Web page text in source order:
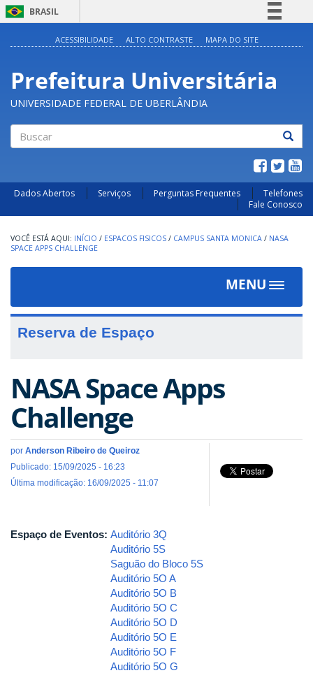
BRASIL
Participe
Acesso à informação
ACESSIBILIDADE ALTO CONTRASTE MAPA DO SITE
Prefeitura Universitária
UNIVERSIDADE FEDERAL DE UBERLÂNDIA
Dados Abertos Serviços Perguntas Frequentes
Telefones
Fale Conosco
INÍCIO / ESPACOS FISICOS / CAMPUS SANTA MONICA / NASA
SPACE APPS CHALLENGE
MENU
Toggle
Reserva de Espaço
NASA Space Apps
Challenge
por Anderson Ribeiro de Queiroz
Publicado: 15/09/2025 - 16:23
Última modificação: 16/09/2025 - 11:07
Espaço de Eventos: Auditório 3Q
Auditório 5S
Saguão do Bloco 5S
Auditório 5O A
Auditório 5O B
Auditório 5O C
Auditório 5O D
Auditório 5O E
Auditório 5O F
Auditório 5O G